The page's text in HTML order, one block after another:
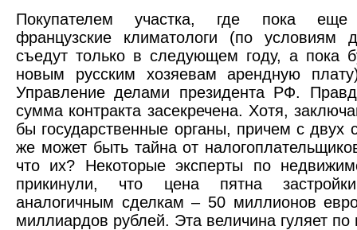
Покупателем участка, где пока еще
французские климатологи (по условиям
съедут только в следующем году, а пока
новым русским хозяевам арендную
Управление делами президента РФ.
сумма контракта засекречена. Хотя,
бы государственные органы, причем с двух
же может быть тайна от
что их? Некоторые эксперты по
прикинули, что цена пятна
аналогичным сделкам – 50 миллионов
миллиардов рублей. Эта величина гуляет по